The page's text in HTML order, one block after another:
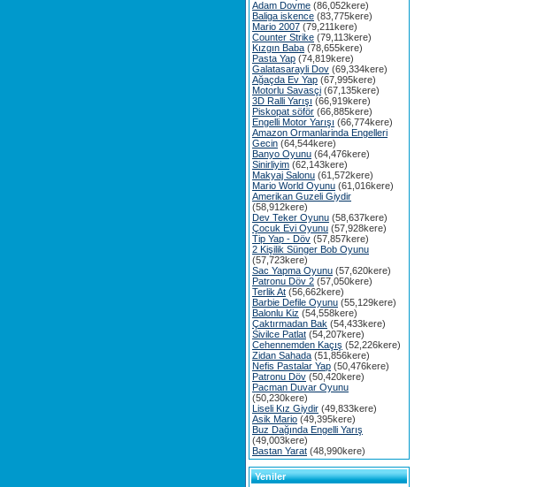
Adam Dovme (86,052kere)
Baliga iskence (83,775kere)
Mario 2007 (79,211kere)
Counter Strike (79,113kere)
Kızgın Baba (78,655kere)
Pasta Yap (74,819kere)
Galatasarayli Dov (69,334kere)
Ağaçda Ev Yap (67,995kere)
Motorlu Savasçi (67,135kere)
3D Ralli Yarışı (66,919kere)
Piskopat söför (66,885kere)
Engelli Motor Yarışı (66,774kere)
Amazon Ormanlarinda Engelleri
Gecin (64,544kere)
Banyo Oyunu (64,476kere)
Sinirliyim (62,143kere)
Makyaj Salonu (61,572kere)
Mario World Oyunu (61,016kere)
Amerikan Guzeli Giydir
(58,912kere)
Dev Teker Oyunu (58,637kere)
Çocuk Evi Oyunu (57,928kere)
Tip Yap - Döv (57,857kere)
2 Kişilik Sünger Bob Oyunu
(57,723kere)
Sac Yapma Oyunu (57,620kere)
Patronu Döv 2 (57,050kere)
Terlik At (56,662kere)
Barbie Defile Oyunu (55,129kere)
Balonlu Kiz (54,558kere)
Çaktırmadan Bak (54,433kere)
Sivilce Patlat (54,207kere)
Cehennemden Kaçış (52,226kere)
Zidan Sahada (51,856kere)
Nefis Pastalar Yap (50,476kere)
Patronu Döv (50,420kere)
Pacman Duvar Oyunu
(50,230kere)
Liseli Kız Giydir (49,833kere)
Asik Mario (49,395kere)
Buz Dağında Engelli Yarış
(49,003kere)
Bastan Yarat (48,990kere)
Yeniler